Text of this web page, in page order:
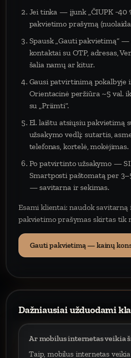
Jei tinka — įjunk „ČIUPK −40
pakvietimo prašymą
Spausk „Gauti pakvietimą“
kontaktai su OTP, adresas,
šalia namų ar kitur.
Gausi patvirtinimą pokalbyje
Orientacinė peržiūra ~5 val.
su „Priimti“.
El. laištu atsiųsiu pakvietimą
užsakymo vedlį: sutartis,
telefonas, kortelė, mokėjimas.
Po patvirtinto užsakymo —
Smartposti paštomatą per
— savitarna ir sekimas.
Esami klientai: naudok
pakvietimo prašymas skirtas tik
Gauti pakvietimą — kainų
Dažniausiai užduodami
Ar mobilus internetas veikia
Taip, mobilus internetas